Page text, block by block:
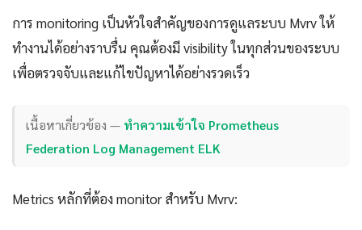
การ monitoring เป็นหัวใจสำคัญของการดูแลระบบ Mvrv ให้
ทำงานได้อย่างราบรื่น คุณต้องมี visibility ในทุกส่วนของระบบ
เพื่อตรวจจับและแก้ไขปัญหาได้อย่างรวดเร็ว
เนื้อหาเกี่ยวข้อง — ทำความเข้าใจ Prometheus
Federation Log Management ELK
Metrics หลักที่ต้อง monitor สำหรับ Mvrv: